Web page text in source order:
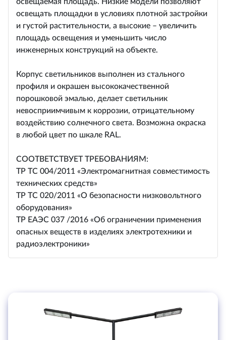
освещать площадки в условиях плотной застройки
и густой растительности, а высокие – увеличить
площадь освещения и уменьшить число
инженерных конструкций на объекте.
Корпус светильников выполнен из стального
профиля и окрашен высококачественной
порошковой эмалью, делает светильник
невосприимчивым к коррозии, отрицательному
воздействию солнечного света. Возможна окраска
в любой цвет по шкале RAL.
СООТВЕТСТВУЕТ ТРЕБОВАНИЯМ:
ТР ТС 004/2011 «Электромагнитная совместимость
технических средств»
ТР ТС 020/2011 «О безопасности низковольтного
оборудования»
ТР ЕАЭС 037 /2016 «Об ограничении применения
опасных веществ в изделиях электротехники и
радиоэлектроники»